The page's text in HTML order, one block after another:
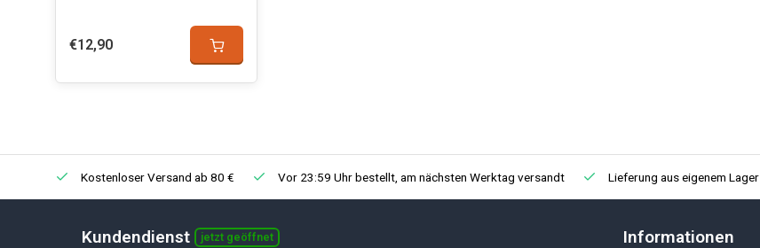
€12,90
Kostenloser Versand ab 80 € Vor 23:59 Uhr bestellt, am nächsten Werktag versandt Lieferung aus eigenem Lager
Kundendienst jetzt geöffnet Informationen